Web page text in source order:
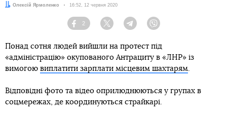
Автор:
Олексій Ярмоленко Дата:
16:52, 12 червня 2020
Facebook
2
Twitter TelegramViber
Понад сотня людей вийшли на протест під
«адміністрацію» окупованого Антрациту в «ЛНР» із
вимогою виплатити зарплати місцевим шахтарям.
Відповідні фото та відео оприлюднюються у групах в
соцмережах, де координуються страйкарі.